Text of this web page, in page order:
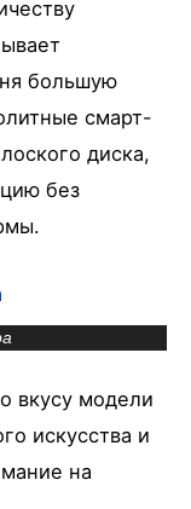
большую
смарт-
диска,
без
вкусу модели
искусства и
на